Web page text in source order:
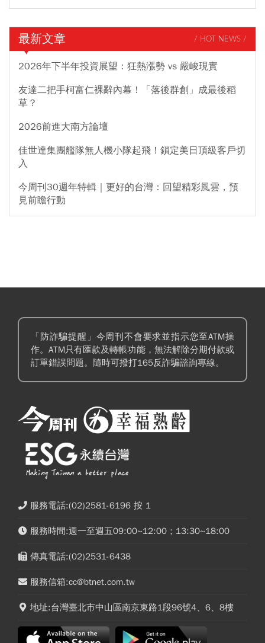
最新文章 / HOT NEWS /
2026年下半年投資展望：狂熱漲勢 vs 嚴峻現實
友達二把手柯富仁裸辭內幕！「落後群創」成最後稻
草？
2026前進大南方論壇
佳世達集團艦隊無人機小隊起飛！鎖定美日頂級客戶切
入
今周刊30週年特輯｜更好的台灣：回望精彩風雲，預
見前瞻行動
「防詐騙提醒」今周刊不會要求並指示您至ATM操
作。ATM只有匯款及轉帳功能，無法解除分期付款或
訂單錯誤問題。隨時可撥打165反詐騙諮詢專線。
服務電話:(02)2581-6196 按 1
服務時間:週一至週五09:00~12:00；13:30~18:00
傳真電話:(02)2531-6438
服務信箱:cc@btnet.com.tw
地址:台灣臺北市中山區南京東路1段96號4、6、8樓